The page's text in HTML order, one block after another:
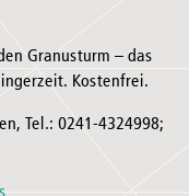
Granusturm – das
Kostenfrei.
Tel.: 0241-4324998;